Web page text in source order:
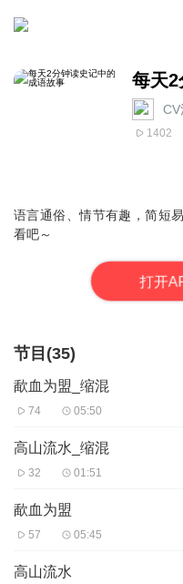
每天2
CV
1402
语言通俗、情节有趣，简短
看吧～
打开A
节目(35)
歃血为盟_缩混
74 05:50
高山流水_缩混
32 01:51
歃血为盟
57 05:45
高山流水